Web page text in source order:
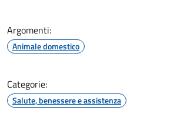
Argomenti:
Animale domestico
Categorie:
Salute, benessere e assistenza